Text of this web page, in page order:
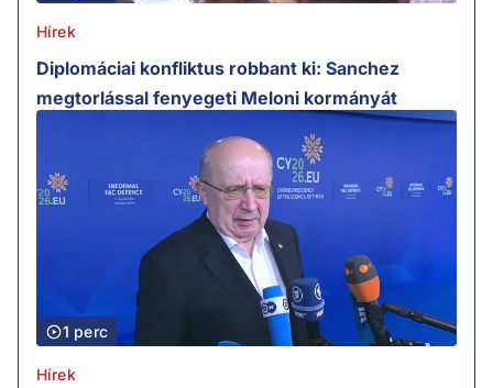
Hírek
Diplomáciai konfliktus robbant ki: Sanchez
megtorlással fenyegeti Meloni kormányát
1 perc
Hírek